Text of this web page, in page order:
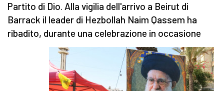
Partito di Dio. Alla vigilia dell'arrivo a Beirut di
Barrack il leader di Hezbollah Naim Qassem ha
ribadito, durante una celebrazione in occasione